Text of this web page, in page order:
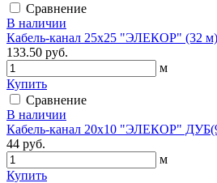
Сравнение
В наличии
Кабель-канал 25х25 "ЭЛЕКОР" (32
133.50 руб.
м
Купить
Сравнение
В наличии
Кабель-канал 20х10 "ЭЛЕКОР"
44 руб.
м
Купить